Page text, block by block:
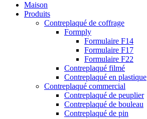
Maison
Produits
Contreplaqué de coffrage
Formply
Formulaire F14
Formulaire F17
Formulaire F22
Contreplaqué filmé
Contreplaqué en plastique
Contreplaqué commercial
Contreplaqué de peuplier
Contreplaqué de bouleau
Contreplaqué de pin